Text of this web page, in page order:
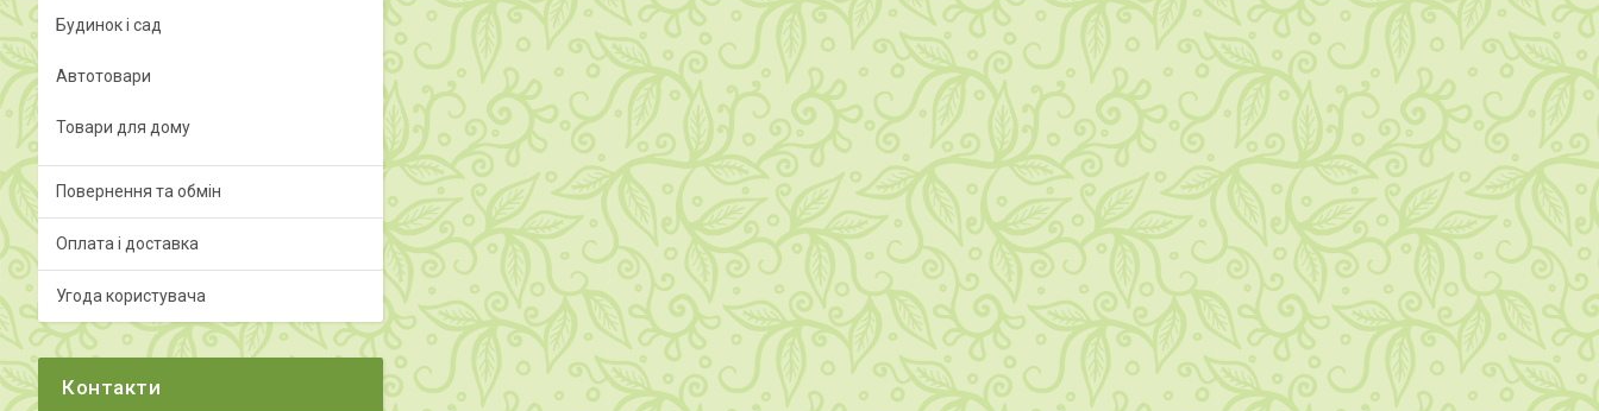
Будинок і сад
Автотовари
Товари для дому
Повернення та обмін
Оплата і доставка
Угода користувача